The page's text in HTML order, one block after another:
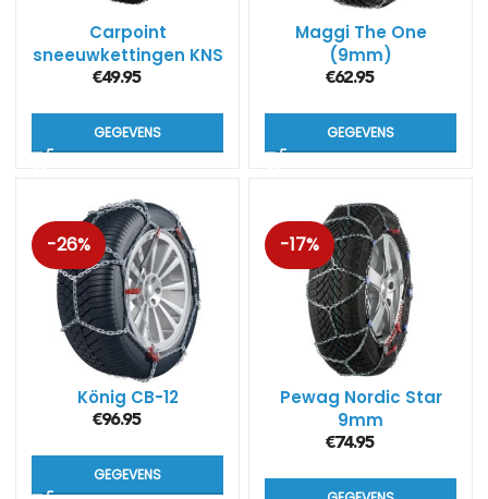
Carpoint
sneeuwkettingen KNS
(9mm)
€49.95
GEGEVENS
Maggi The One
(9mm)
€62.95
GEGEVENS
-26%
König CB-12
€96.95
GEGEVENS
-17%
Pewag Nordic Star
9mm
€74.95